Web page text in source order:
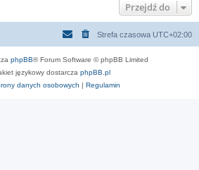
Przejdź do
Strefa czasowa UTC+02:00
phpBB® Forum Software © phpBB Limited
językowy dostarcza phpBB.pl
danych osobowych | Regulamin